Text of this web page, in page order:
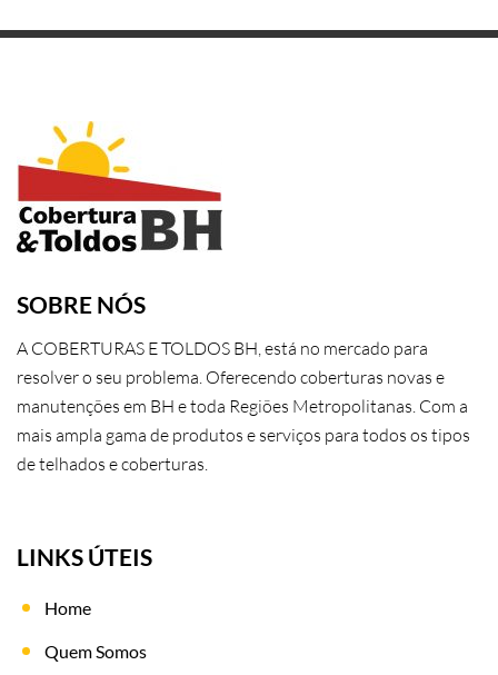
SOBRE NÓS
A COBERTURAS E TOLDOS BH, está no mercado para
resolver o seu problema. Oferecendo coberturas novas e
manutenções em BH e toda Regiões Metropolitanas. Com a
mais ampla gama de produtos e serviços para todos os tipos
de telhados e coberturas.
LINKS ÚTEIS
Home
Quem Somos